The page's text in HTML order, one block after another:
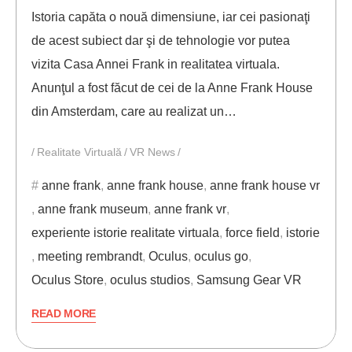
Istoria capăta o nouă dimensiune, iar cei pasionaţi
de acest subiect dar şi de tehnologie vor putea
vizita Casa Annei Frank in realitatea virtuala.
Anunţul a fost făcut de cei de la Anne Frank House
din Amsterdam, care au realizat un…
Realitate Virtuală VR News
anne frank, anne frank house, anne frank house vr
, anne frank museum, anne frank vr,
experiente istorie realitate virtuala, force field, istorie
, meeting rembrandt, Oculus, oculus go,
Oculus Store, oculus studios, Samsung Gear VR
READ MORE